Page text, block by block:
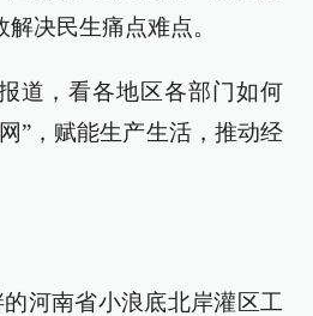
决民生痛点难点。
道，看各地区各部门如何
”，赋能生产生活，推动经
河南省小浪底北岸灌区工